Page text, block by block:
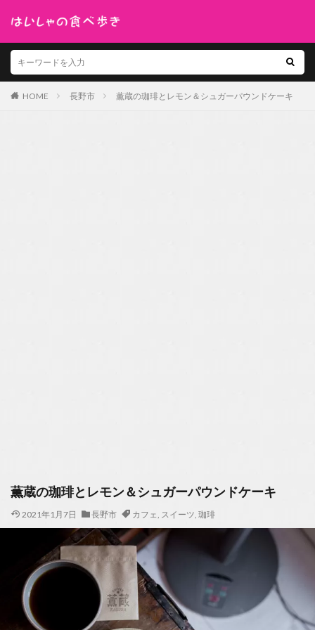
HOME 長野市 薫蔵の珈琲とレモン＆シュガーパウンドケーキ
薫蔵の珈琲とレモン＆シュガーパウンドケーキ
2021年1月7日 長野市 カフェ, スイーツ, 珈琲